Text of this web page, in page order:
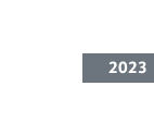
2023